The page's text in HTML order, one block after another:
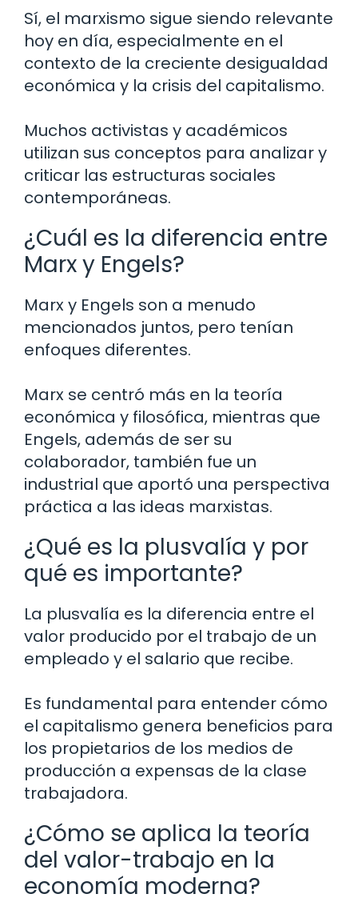
Sí, el marxismo sigue siendo relevante
hoy en día, especialmente en el
contexto de la creciente desigualdad
económica y la crisis del capitalismo.
Muchos activistas y académicos
utilizan sus conceptos para analizar y
criticar las estructuras sociales
contemporáneas.
¿Cuál es la diferencia entre
Marx y Engels?
Marx y Engels son a menudo
mencionados juntos, pero tenían
enfoques diferentes.
Marx se centró más en la teoría
económica y filosófica, mientras que
Engels, además de ser su
colaborador, también fue un
industrial que aportó una perspectiva
práctica a las ideas marxistas.
¿Qué es la plusvalía y por
qué es importante?
La plusvalía es la diferencia entre el
valor producido por el trabajo de un
empleado y el salario que recibe.
Es fundamental para entender cómo
el capitalismo genera beneficios para
los propietarios de los medios de
producción a expensas de la clase
trabajadora.
¿Cómo se aplica la teoría
del valor-trabajo en la
economía moderna?